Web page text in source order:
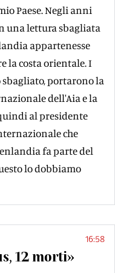
Paese. Negli anni
una lettura sbagliata
appartenesse
la costa orientale. I
sbagliato, portarono la
dell'Aia e la
al presidente
che
fa parte del
lo dobbiamo
16:58
12 morti»